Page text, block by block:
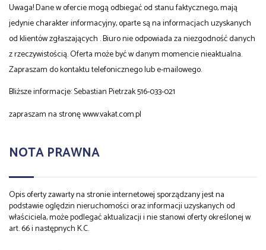
Uwaga! Dane w ofercie mogą odbiegać od stanu faktycznego, mają
jedynie charakter informacyjny, oparte są na informacjach uzyskanych
od klientów zgłaszających . Biuro nie odpowiada za niezgodność danych
z rzeczywistością. Oferta może być w danym momencie nieaktualna.
Zapraszam do kontaktu telefonicznego lub e-mailowego.
Bliższe informacje: Sebastian Pietrzak 516-033-021
zapraszam na stronę www.vakat.com.pl
NOTA PRAWNA
Opis oferty zawarty na stronie internetowej sporządzany jest na
podstawie oględzin nieruchomości oraz informacji uzyskanych od
właściciela, może podlegać aktualizacji i nie stanowi oferty określonej w
art. 66 i następnych K.C.